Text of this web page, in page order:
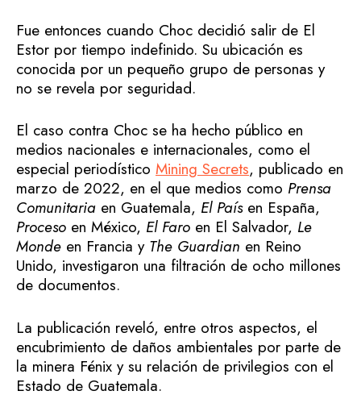
Fue entonces cuando Choc decidió salir de El
Estor por tiempo indefinido. Su ubicación es
conocida por un pequeño grupo de personas y
no se revela por seguridad.
El caso contra Choc se ha hecho público en
medios nacionales e internacionales, como el
especial periodístico Mining Secrets, publicado en
marzo de 2022, en el que medios como Prensa
Comunitaria en Guatemala, El Paísen España,
Proceso en México, El Faro en El Salvador, Le
Monde en Francia y The Guardian en Reino
Unido, investigaron una filtración de ocho millones
de documentos.
La publicación reveló, entre otros aspectos, el
encubrimiento de daños ambientales por parte de
la minera Fénix y su relación de privilegios con el
Estado de Guatemala.